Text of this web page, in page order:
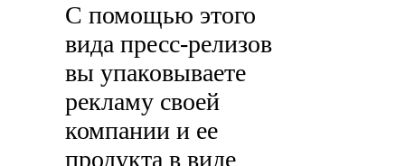
С помощью этого
вида пресс-релизов
вы упаковываете
рекламу своей
компании и ее
продукта в виде